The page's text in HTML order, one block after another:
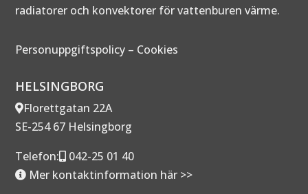
radiatorer och konvektorer för vattenburen värme.
Personuppgiftspolicy – Cookies
HELSINGBORG
Florettgatan 22A
SE-254 67 Helsingborg
Telefon:
042-25 01 40
Mer kontaktinformation här >>